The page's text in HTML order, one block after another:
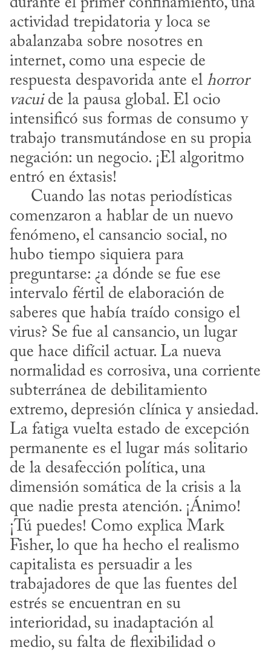
actividad trepidatoria y loca se
abalanzaba sobre nosotres en
internet, como una especie de
respuesta despavorida ante el horror
vacui de la pausa global. El ocio
intensificó sus formas de consumo y
trabajo transmutándose en su propia
negación: un negocio. ¡El algoritmo
entró en éxtasis!
comenzaron a hablar de un nuevo
fenómeno, el cansancio social, no
hubo tiempo siquiera para
preguntarse: ¿a dónde se fue ese
intervalo fértil de elaboración de
saberes que había traído consigo el
virus? Se fue al cansancio, un lugar
que hace difícil actuar. La nueva
normalidad es corrosiva, una corriente
subterránea de debilitamiento
extremo, depresión clínica y ansiedad.
La fatiga vuelta estado de excepción
permanente es el lugar más solitario
de la desafección política, una
dimensión somática de la crisis a la
que nadie presta atención. ¡Ánimo!
¡Tú puedes! Como explica Mark
Fisher, lo que ha hecho el realismo
capitalista es persuadir a les
trabajadores de que las fuentes del
estrés se encuentran en su
interioridad, su inadaptación al
medio, su falta de flexibilidad o